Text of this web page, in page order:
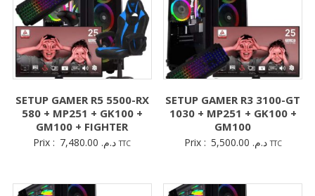
SETUP GAMER R5 5500-RX
580 + MP251 + GK100 +
GM100 + FIGHTER
Prix : د.م. TTC
SETUP GAMER R3 3100-GT
1030 + MP251 + GK100 +
GM100
Prix : د.م. TTC